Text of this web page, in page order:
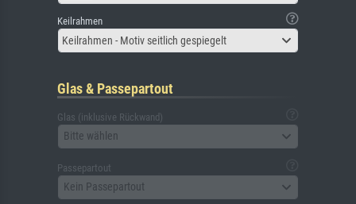
Keilrahmen
Keilrahmen - Motiv seitlich gespiegelt
Glas & Passepartout
Glas (inklusive Rückwand)
Bitte wählen
Passepartout
Kein Passepartout